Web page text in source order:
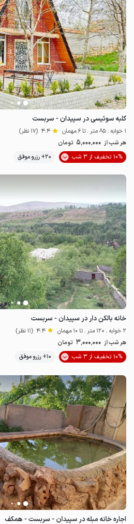
3.5میلیون ت 4.9
کلبه سوئیسی در سپیدان - سربست
1 خوابه . 85 متر . تا 6 مهمان 4.4 (17 نظر)
هر شب از 5٬000٬000 تومان
10% تخفیف از 3 شب
20+ رزرو موفق
خانه بالکن دار در سپیدان - سربست
2 خوابه . 120 متر . تا 10 مهمان 4.4 (11 نظر)
هر شب از 3٬000٬000 تومان
10% تخفیف از 3 شب
10+ رزرو موفق
اجاره خانه مبله در سپیدان - سربست - همکف